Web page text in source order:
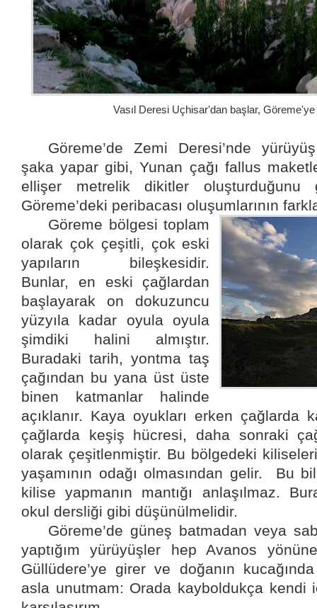
Vasıl Deresi Uçhisar'dan başlar, Göreme'ye
Göreme’de Zemi Deresi’nde
şaka yapar gibi, Yunan çağı fallus
ellişer metrelik dikitler oluşturduğunu
Göreme’deki peribacası oluşumlarının
Göreme bölgesi toplam
olarak çok çeşitli, çok eski
yapıların bileşkesidir.
Bunlar, en eski çağlardan
başlayarak on dokuzuncu
yüzyıla kadar oyula oyula
şimdiki halini almıştır.
Buradaki tarih, yontma taş
çağından bu yana üst üste
binen katmanlar halinde
açıklanır. Kaya oyukları erken çağlarda
çağlarda keşiş hücresi, daha sonraki
olarak çeşitlenmiştir. Bu bölgedeki
yaşamının odağı olmasından gelir.
Bu
kilise yapmanın mantığı anlaşılmaz.
okul dersliği gibi düşünülmelidir.
Göreme’de güneş batmadan veya
yaptığım yürüyüşler hep Avanos
Güllüdere’ye girer ve doğanın
asla unutmam: Orada kayboldukça kendi